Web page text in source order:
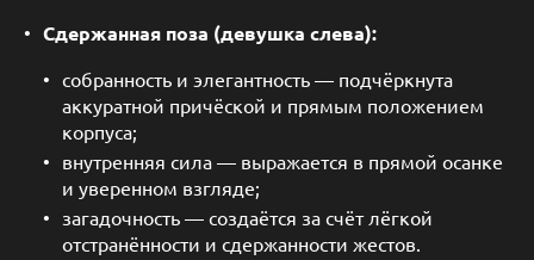
Сдержанная поза (девушка слева):
собранность и элегантность — подчёркнута
аккуратной причёской и прямым положением
корпуса;
внутренняя сила — выражается в прямой осанке
и уверенном взгляде;
загадочность — создаётся за счёт лёгкой
отстранённости и сдержанности жестов.